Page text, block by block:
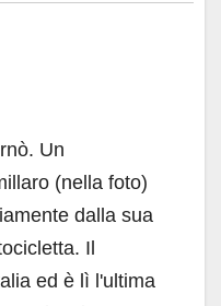
Un
(nella foto)
dalla sua
Il
ed è lì l'ultima